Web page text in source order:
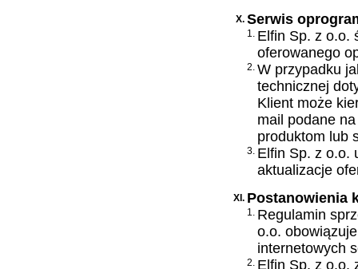
X.Serwis
1. Elfin Sp. z o.o.
oferowanego
2.W przypadku
technicznej
Klient może
mail podane
produktom lub
3. Elfin Sp. z o.o.
aktualizacje
XI. Postanowienia
1. Regulamin
o.o.
internetowych
2. Elfin Sp. z o.o.